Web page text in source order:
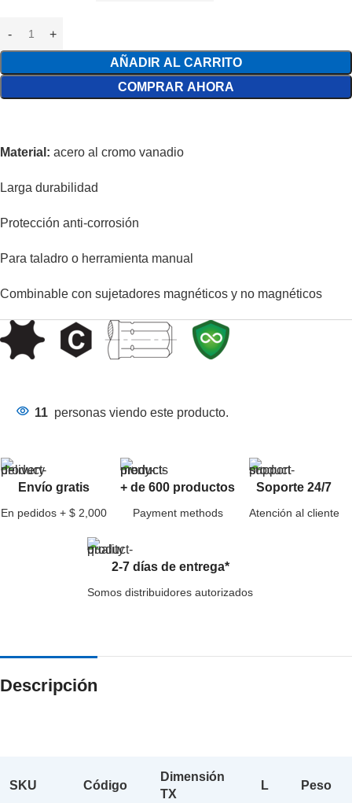
AÑADIR AL CARRITO
COMPRAR AHORA
Material: acero al cromo vanadio
Larga durabilidad
Protección anti-corrosión
Para taladro o herramienta manual
Combinable con sujetadores magnéticos y no magnéticos
11 personas viendo este producto.
Envío gratis
En pedidos + $ 2,000
+ de 600 productos
Payment methods
Soporte 24/7
Atención al cliente
2-7 días de entrega*
Somos distribuidores autorizados
Descripción
SKU Código
Dimensión
TX
L Peso